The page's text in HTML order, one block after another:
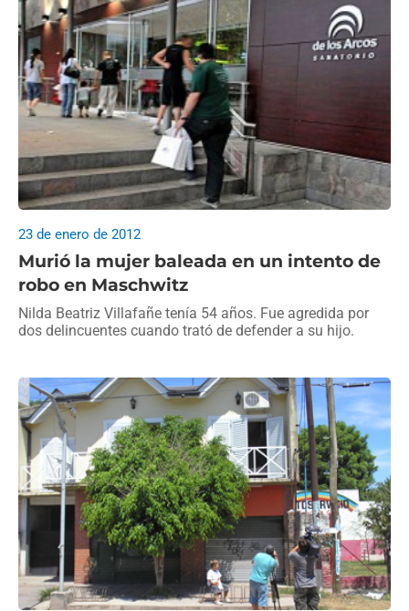
Murió la mujer baleada en un intento de
robo en Maschwitz
23 de enero de 2012
Nilda Beatriz Villafañe tenía 54 años. Fue agredida por
dos delincuentes cuando trató de defender a su hijo.